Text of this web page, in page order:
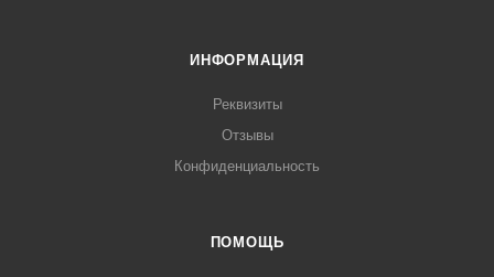
ИНФОРМАЦИЯ
Реквизиты
Отзывы
Конфиденциальность
ПОМОЩЬ